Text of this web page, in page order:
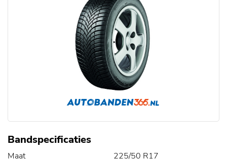
Bandspecificaties
Maat
225/50 R17